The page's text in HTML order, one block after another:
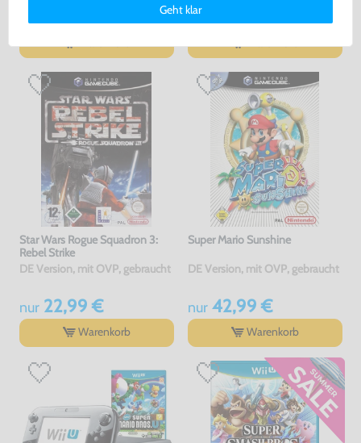
nur nur
Star Wars Rogue Squadron 3:
Rebel Strike
DE Version, mit OVP, gebraucht
nur22,99 €
Warenkorb
Super Mario Sunshine
DE Version, mit OVP, gebraucht
nur42,99 €
Warenkorb
Impressum.
Geht klar